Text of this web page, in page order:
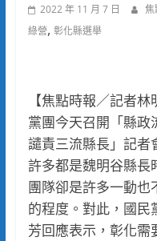
2022 年 11 月 7 日 焦
綠營, 彰化縣選舉
【焦點時報／記者
黨團今天召開「縣政
譴責三流縣長」記者
許多都是魏明谷縣長
團隊卻是許多一動也
的程度。對此，國民
芳回應表示，彰化需